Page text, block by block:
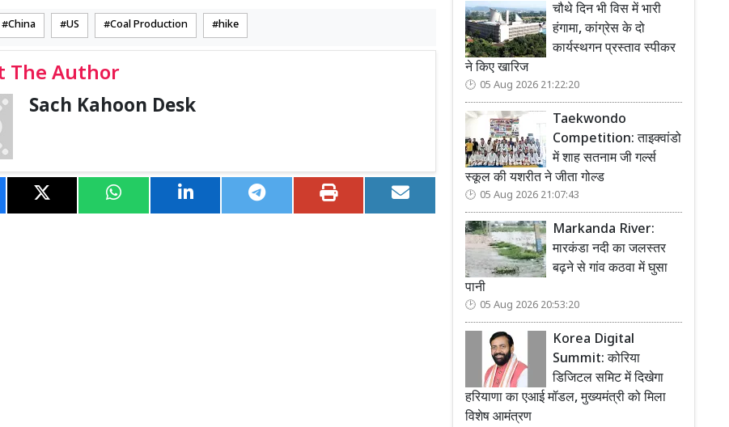
China US Coal Production hike
The Author
Sach Kahoon Desk
चौथे दिन भी विस में भारी
हंगामा, कांग्रेस के दो
कार्यस्थगन प्रस्ताव स्पीकर
ने किए खारिज
05 Aug 2026 21:22:20
Taekwondo
Competition: ताइक्वांडो
में शाह सतनाम जी गर्ल्स
स्कूल की यशरीत ने जीता गोल्ड
05 Aug 2026 21:07:43
Markanda River:
मारकंडा नदी का जलस्तर
बढ़ने से गांव कठवा में घुसा
पानी
05 Aug 2026 20:53:20
Korea Digital
Summit: कोरिया
डिजिटल समिट में दिखेगा
हरियाणा का एआई मॉडल, मुख्यमंत्री को मिला
विशेष आमंत्रण